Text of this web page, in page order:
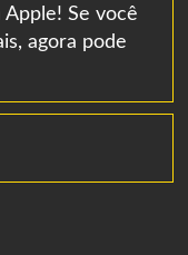
Apple! Se você
agora pode